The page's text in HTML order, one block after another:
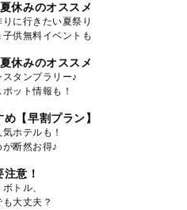
休みのオススメ
に行きたい夏祭り
供無料イベントも
休みのオススメ
タンプラリー♪
ット情報も！
【早割プラン】
ホテルも！
断然お得♪
意！
トル、
大丈夫？